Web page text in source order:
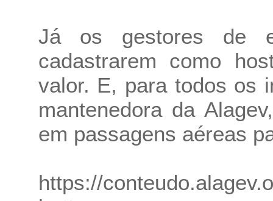
Já os gestores de
cadastrarem como
valor. E, para todos os
mantenedora da
em passagens aéreas
https://